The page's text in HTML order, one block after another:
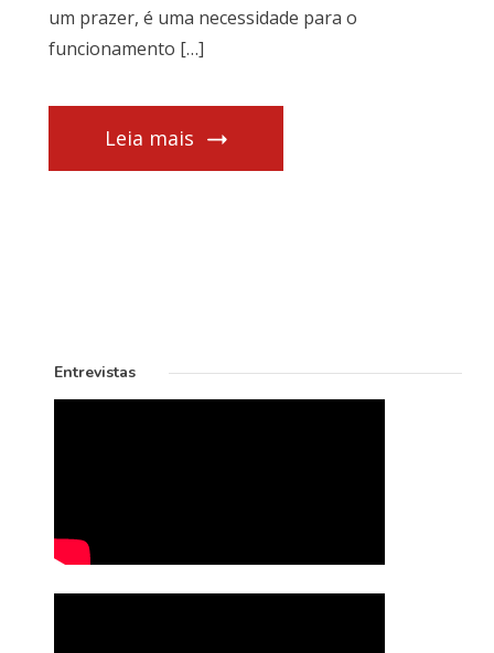
um prazer, é uma necessidade para o
funcionamento […]
Leia mais
Entrevistas